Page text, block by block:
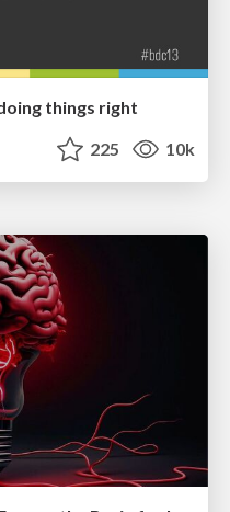
things right
225 10k